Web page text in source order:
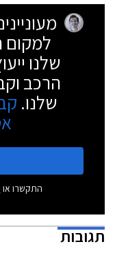
למקום
שלנו
הרכב
שלנו.
התקשרו או
תגובות